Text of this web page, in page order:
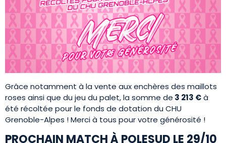
Grâce notamment à la vente aux enchères des maillots
roses ainsi que du jeu du palet, la somme de 3 213 €à
été récoltée pour le fonds de dotation du CHU
Grenoble-Alpes ! Merci à tous pour votre générosité !
PROCHAIN MATCH À POLESUD LE 29/10